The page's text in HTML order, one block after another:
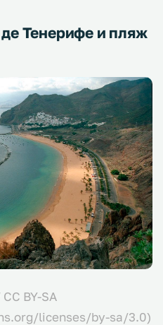
Тенерифе и пляж
BY-SA
licenses/by-sa/3.0)